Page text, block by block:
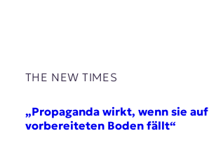
THE NEW TIMES
„Propaganda wirkt, wenn sie auf
vorbereiteten Boden fällt“